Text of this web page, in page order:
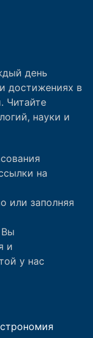
день
достижениях в
Читайте
науки и
на
или заполняя
Вы
и
у нас